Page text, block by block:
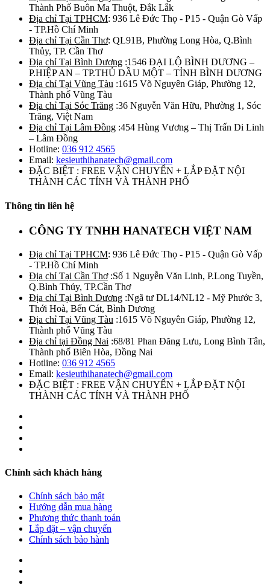
Thành Phố Buôn Ma Thuột, Đắk Lắk
Địa chỉ Tại TPHCM: 936 Lê Đức Thọ - P15 - Quận Gò Vấp
- TP.Hồ Chí Minh
Địa chỉ Tại Cần Thơ: QL91B, Phường Long Hòa, Q.Bình
Thủy, TP. Cần Thơ
Địa chỉ Tại Bình Dương :1546 ĐẠI LỘ BÌNH DƯƠNG –
P.HIỆP AN – TP.THỦ DẦU MỘT – TỈNH BÌNH DƯƠNG
Địa chỉ Tại Vũng Tàu :1615 Võ Nguyên Giáp, Phường 12,
Thành phố Vũng Tàu
Địa chỉ Tại Sóc Trăng :36 Nguyễn Văn Hữu, Phường 1, Sóc
Trăng, Việt Nam
Địa chỉ Tại Lâm Đồng :454 Hùng Vương – Thị Trấn Di Linh
– Lâm Đồng
Hotline: 036 912 4565
Email: kesieuthihanatech@gmail.com
ĐẶC BIỆT : FREE VẬN CHUYỂN + LẮP ĐẶT NỘI
THÀNH CÁC TỈNH VÀ THÀNH PHỐ
Thông tin liên hệ
CÔNG TY TNHH HANATECH VIỆT NAM
Địa chỉ Tại TPHCM: 936 Lê Đức Thọ - P15 - Quận Gò Vấp
- TP.Hồ Chí Minh
Địa chỉ Tại Cần Thơ:Số 1 Nguyễn Văn Linh, P.Long Tuyền,
Q.Bình Thủy, TP.Cần Thơ
Địa chỉ Tại Bình Dương :Ngã tư DL14/NL12 - Mỹ Phước 3,
Thới Hoà, Bến Cát, Bình Dương
Địa chỉ Tại Vũng Tàu :1615 Võ Nguyên Giáp, Phường 12,
Thành phố Vũng Tàu
Địa chỉ tại Đồng Nai :68/81 Phan Đăng Lưu, Long Bình Tân,
Thành phố Biên Hòa, Đồng Nai
Hotline: 036 912 4565
Email: kesieuthihanatech@gmail.com
ĐẶC BIỆT : FREE VẬN CHUYỂN + LẮP ĐẶT NỘI
THÀNH CÁC TỈNH VÀ THÀNH PHỐ
Chính sách khách hàng
Chính sách bảo mật
Hướng dẫn mua hàng
Phương thức thanh toán
Lắp đặt – vận chuyển
Chính sách bảo hành